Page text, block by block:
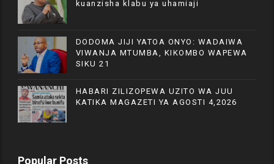
kuanzisha klabu ya uhamiaji
DODOMA JIJI YATOA ONYO: WADAIWA
VIWANJA MTUMBA, KIKOMBO WAPEWA
SIKU 21
HABARI ZILIZOPEWA UZITO WA JUU
KATIKA MAGAZETI YA AGOSTI 4,2026
Popular Posts